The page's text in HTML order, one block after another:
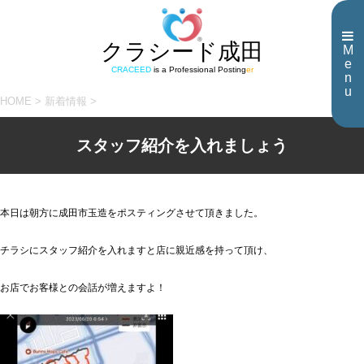
M
e
n
u
クラシード成田
CRACEEDis a Professional Postinger
HOME > 新着情報 >
スタッフ紹介を入れましょう
本日は朝方に成田市玉造をポスティングさせて頂きました。
チラシにスタッフ紹介を入れますと店に親近感を持って頂け、
お店でお客様との会話が増えますよ！